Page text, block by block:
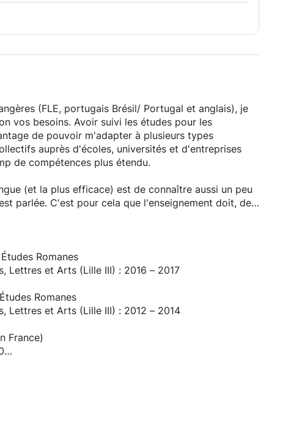
(FLE, portugais Brésil/ Portugal et anglais), je
vos besoins. Avoir suivi les études pour les
de pouvoir m'adapter à plusieurs types
auprès d'écoles, universités et d'entreprises
de compétences plus étendu.
(et la plus efficace) est de connaître aussi un peu
parlée. C'est pour cela que l'enseignement doit, de
du pays.
et la compréhension écrite.
le garantis !
Romanes
Lettres et Arts (Lille III) : 2016 – 2017
Romanes
Lettres et Arts (Lille III) : 2012 – 2014
France)
– 2001